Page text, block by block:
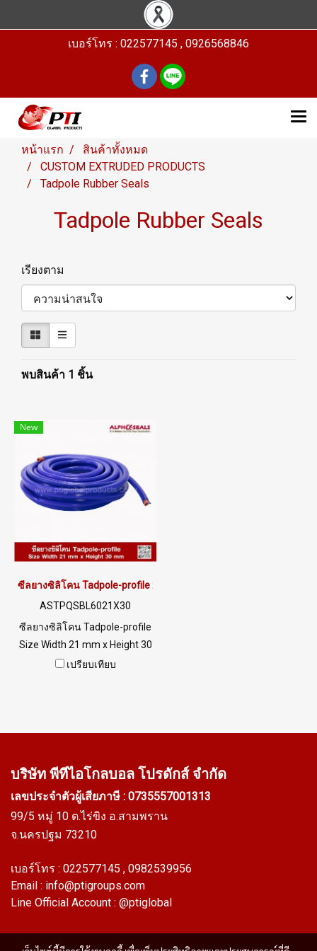
เบอร์โทร : 022577145 , 0926568846
หน้าแรก
สินค้าทั้งหมด
CUSTOM EXTRUDED PRODUCTS
Tadpole Rubber Seals
Tadpole Rubber Seals
เรียงตาม
พบสินค้า 1 ชิ้น
New
ซีลยางซิลิโคน Tadpole-profile 21x30mm
ASTPQSBL6021X30
ซีลยางซิลิโคน Tadpole-profile
Size Width 21 mm x Height 30
mm ความโดดเด่นของซีลยาง
Tadpole และ Firebrick Silicone
มีความยืดหยุ่น ประกอบ
สามารถนำไปใช้งานได้ที่
อุณหภูมิต่ำ และทนความร้อนสูง
เนื่องจากผลิตมาจากยางซิลิโคน
to +220°C Tel : 022577145 MB
: 0982539956 / E-mail :
info@ptigroups.com / Line OA
เปรียบเทียบ
บริษัท พีทีไอโกลบอล โปรดักส์ จำกัด
เลขประจำตัวผู้เสียภาษี : 0735557001313
99/5 หมู่ 10 ต.ไร่ขิง อ.สามพราน
จ.นครปฐม 73210
เบอร์โทร : 022577145 , 0982539956
Email : info@ptigroups.com
Line Official Account : @ptiglobal